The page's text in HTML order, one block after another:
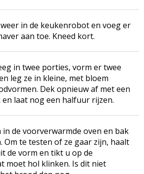
in de keukenrobot en voeg er
aan toe. Kneed kort.
in twee porties, vorm er twee
leg ze in kleine, met bloem
Dek opnieuw af met een
laat nog een halfuur rijzen.
in de voorverwarmde oven en bak
Om te testen of ze gaar zijn, haalt
de vorm en tikt u op de
moet hol klinken. Is dit niet